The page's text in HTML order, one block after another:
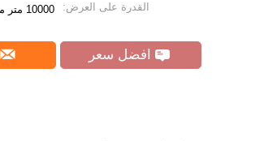
القدرة على العرض: 10000 متر مربع في اليوم
افضل سعر